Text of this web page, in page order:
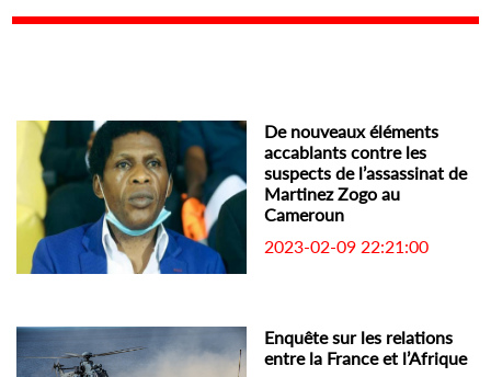
De nouveaux éléments
accablants contre les
suspects de l’assassinat de
Martinez Zogo au
Cameroun
2023-02-09 22:21:00
Enquête sur les relations
entre la France et l’Afrique